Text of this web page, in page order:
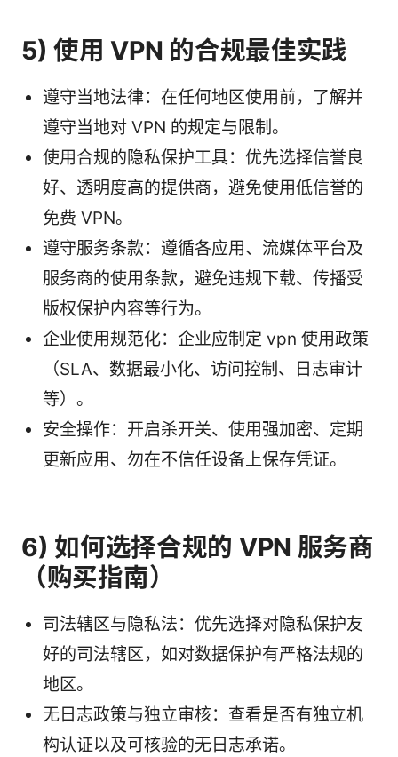
5) 使用 VPN 的合规最佳实践
遵守当地法律：在任何地区使用前，了解并
遵守当地对 VPN 的规定与限制。
使用合规的隐私保护工具：优先选择信誉良
好、透明度高的提供商，避免使用低信誉的
免费 VPN。
遵守服务条款：遵循各应用、流媒体平台及
服务商的使用条款，避免违规下载、传播受
版权保护内容等行为。
企业使用规范化：企业应制定 vpn 使用政策
（SLA、数据最小化、访问控制、日志审计
等）。
安全操作：开启杀开关、使用强加密、定期
更新应用、勿在不信任设备上保存凭证。
6) 如何选择合规的 VPN 服务商
（购买指南）
司法辖区与隐私法：优先选择对隐私保护友
好的司法辖区，如对数据保护有严格法规的
地区。
无日志政策与独立审核：查看是否有独立机
构认证以及可核验的无日志承诺。